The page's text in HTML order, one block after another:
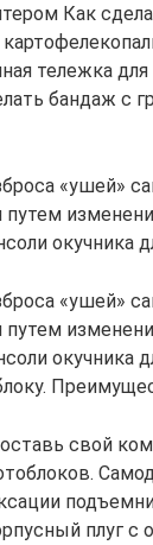
Как
тележка
бандаж с
«ушей»
путем
окучника
«ушей»
путем
окучника
свой
плуг с